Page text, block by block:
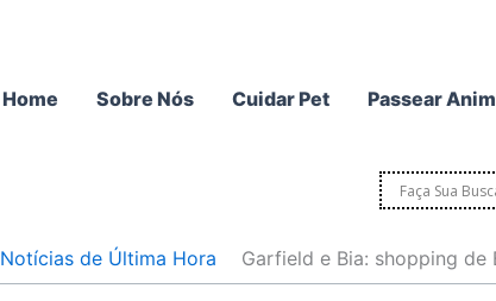
Home Sobre Nós Cuidar Pet Passear
Notícias de Última Hora Garfield e Bia: shopping